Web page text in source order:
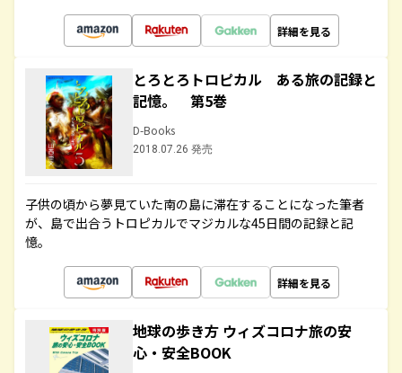
詳細を見る
とろとろトロピカル ある旅の記録と
記憶。 第5巻
D-Books
2018.07.26 発売
子供の頃から夢見ていた南の島に滞在することになった筆者
が、島で出合うトロピカルでマジカルな45日間の記録と記
憶。
詳細を見る
地球の歩き方 ウィズコロナ旅の安
心・安全BOOK